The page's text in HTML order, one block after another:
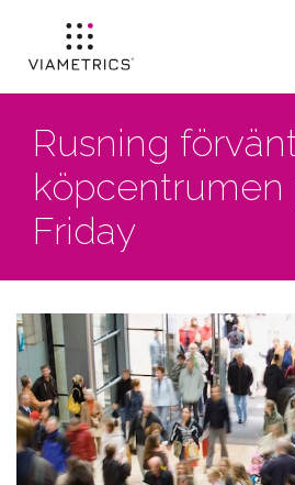
Rusning
köpcentrumen
Friday